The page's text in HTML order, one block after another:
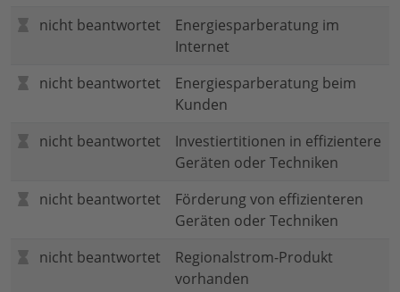
nicht beantwortet
Energiesparberatung im
Internet
nicht beantwortet
Energiesparberatung beim
Kunden
nicht beantwortet
Investiertitionen in effizientere
Geräten oder Techniken
nicht beantwortet
Förderung von effizienteren
Geräten oder Techniken
nicht beantwortet
Regionalstrom-Produkt
vorhanden